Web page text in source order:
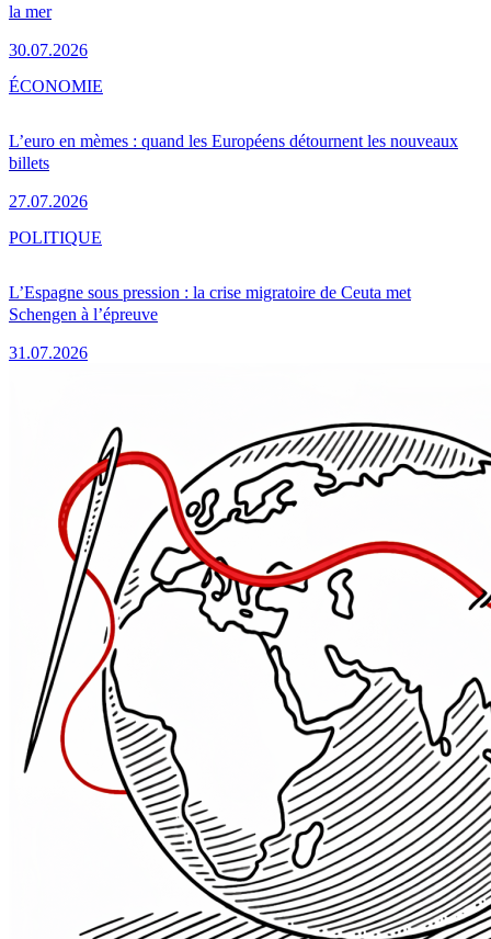
la mer
30.07.2026
L’euro en mèmes : quand les Européens détournent les nouveaux
billets
27.07.2026
ÉCONOMIE
L’Espagne sous pression : la crise migratoire de Ceuta met
Schengen à l’épreuve
31.07.2026
POLITIQUE